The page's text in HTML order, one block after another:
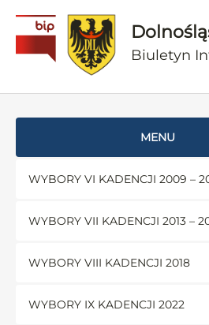
Biuletyn
MENU
WYBORY VI KADENCJI 2009 –
WYBORY VII KADENCJI 2013 –
WYBORY VIII KADENCJI 2018
WYBORY IX KADENCJI 2022